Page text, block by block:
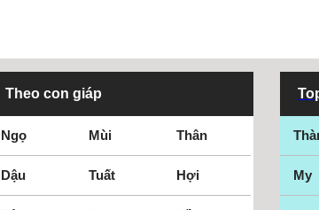
Theo con giáp
Ngọ Mùi Thân
Dậu Tuất Hợi My